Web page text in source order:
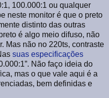
100.000:1 ou qualquer
neste monitor é que o preto
distinto das outras
é algo meio difuso, não
Mas não no 220ts, contraste
suas especificações
Não faço ideia do
mas o que vale aqui é a
bem definidas e